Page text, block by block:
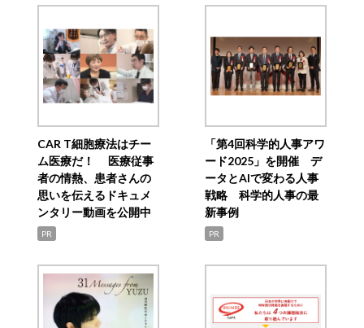
CAR T細胞療法はチー
ム医療だ！ 医療従事
者の情熱、患者さんの
思いを伝えるドキュメ
ンタリー動画を公開中
PR
「第4回科学的人事アワ
ード2025」を開催 デ
ータとAIで変わる人事
戦略 科学的人事の最
新事例
PR